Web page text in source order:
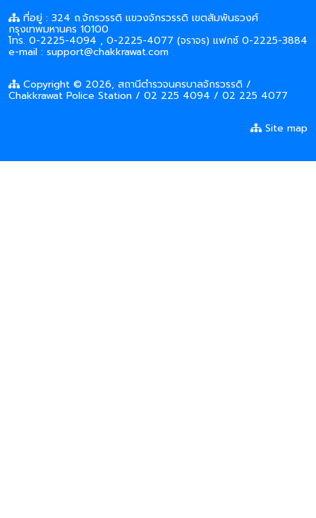
ที่อยู่ : 324 ถ.จักรวรรดิ แขวงจักรวรรดิ เขตสัมพันธวงศ์
กรุงเทพมหานคร 10100
โทร. 0-2225-4094 , 0-2225-4077 (จราจร) แฟกซ์ 0-2225-3884
e-mail : support@chakkrawat.com
Copyright © 2026, สถานีตำรวจนครบาลจักรวรรดิ /
Chakkrawat Police Station / 02 225 4094 / 02 225 4077
Site map